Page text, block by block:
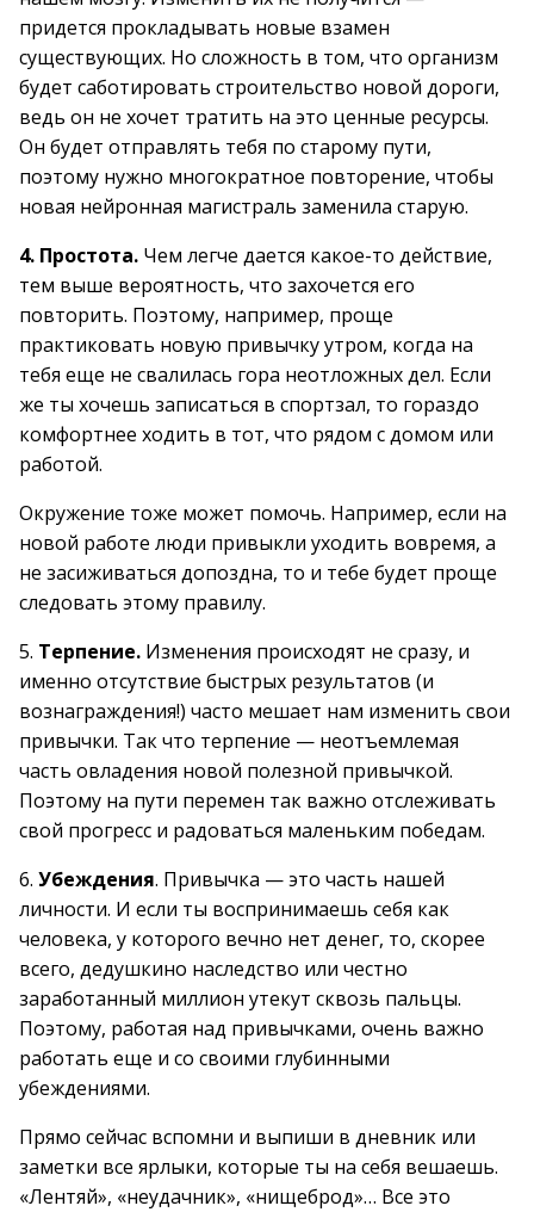
придется прокладывать новые взамен
существующих. Но сложность в том, что организм
будет саботировать строительство новой дороги,
ведь он не хочет тратить на это ценные ресурсы.
Он будет отправлять тебя по старому пути,
поэтому нужно многократное повторение, чтобы
новая нейронная магистраль заменила старую.
4. Простота. Чем легче дается какое-то действие,
тем выше вероятность, что захочется его
повторить. Поэтому, например, проще
практиковать новую привычку утром, когда на
тебя еще не свалилась гора неотложных дел. Если
же ты хочешь записаться в спортзал, то гораздо
комфортнее ходить в тот, что рядом с домом или
работой.
Окружение тоже может помочь. Например, если на
новой работе люди привыкли уходить вовремя, а
не засиживаться допоздна, то и тебе будет проще
следовать этому правилу.
5. Терпение. Изменения происходят не сразу, и
именно отсутствие быстрых результатов (и
вознаграждения!) часто мешает нам изменить свои
привычки. Так что терпение — неотъемлемая
часть овладения новой полезной привычкой.
Поэтому на пути перемен так важно отслеживать
свой прогресс и радоваться маленьким победам.
6. Убеждения. Привычка — это часть нашей
личности. И если ты воспринимаешь себя как
человека, у которого вечно нет денег, то, скорее
всего, дедушкино наследство или честно
заработанный миллион утекут сквозь пальцы.
Поэтому, работая над привычками, очень важно
работать еще и со своими глубинными
убеждениями.
Прямо сейчас вспомни и выпиши в дневник или
заметки все ярлыки, которые ты на себя вешаешь.
«Лентяй», «неудачник», «нищеброд»… Все это